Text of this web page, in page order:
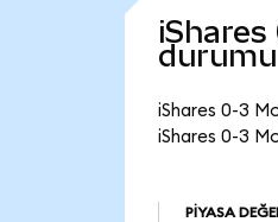
durumu
iShares 0-3
iShares 0-3
PIYASA